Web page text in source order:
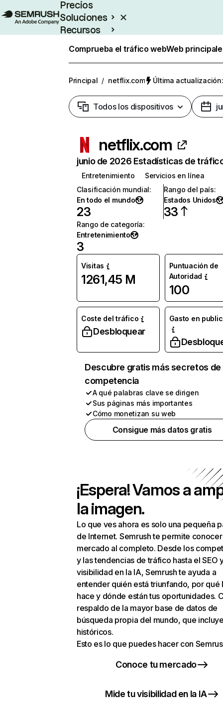
Precios
Soluciones
Recursos
Comprueba el tráfico webWeb
Principal / netflix.com Última
Todos los dispositivos
netflix.com
junio de 2026 Estadísticas de
Entretenimiento
Servicios en línea
Clasificación mundial:
En todo el mundo
23
Rango del país:
Estados Unidos
33
Rango de categoría:
Entretenimiento
3
Visitas
1261,45 M
Puntuación de
Autoridad
100
Coste del tráfico
Desbloquear
Gasto en
Descubre gratis más secretos de
competencia
A qué palabras clave se dirigen
Sus páginas más importantes
Cómo monetizan su web
Consigue más datos gratis
¡Espera! Vamos a
la imagen.
Lo que ves ahora es solo una pequeña
de Internet. Semrush te permite
mercado al completo. Desde los
y las tendencias de tráfico hasta el SEO
visibilidad en la IA, Semrush te ayuda a
entender quién está triunfando, por qué
hace y dónde están tus oportunidades.
respaldo de la mayor base de datos de
búsqueda propia del mundo, que
históricos.
Esto es lo que puedes hacer con
Conoce tu mercado
Mide tu visibilidad en la IA